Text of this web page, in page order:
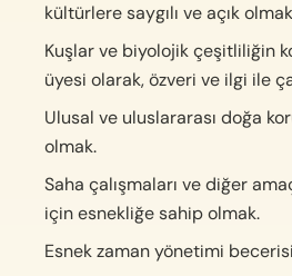
kültürlere saygılı ve açık
Kuşlar ve biyolojik çeşitliliğin
üyesi olarak, özveri ve ilgi ile
Ulusal ve uluslararası doğa
olmak.
Saha çalışmaları ve diğer
için esnekliğe sahip olmak.
Esnek zaman yönetimi